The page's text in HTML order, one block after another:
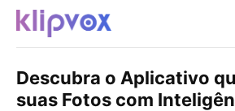
Descubra o Aplicativo
suas Fotos com